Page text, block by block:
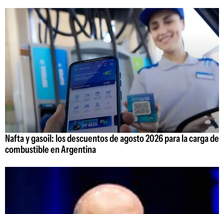
Nafta y gasoil: los descuentos de agosto 2026 para la carga de
combustible en Argentina